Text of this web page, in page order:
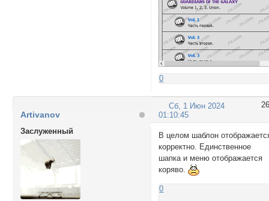
0
26
Сб, 1 Июн 2024
01:10:45
Artivanov
Заслуженный
В целом шаблон
корректно. Единственное
шапка и меню отображается
коряво.
0